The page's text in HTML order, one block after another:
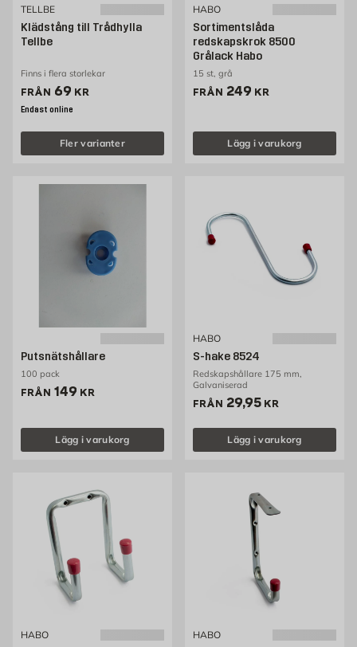
TELLBE
Klädstång till Trådhylla
Tellbe
Finns i flera storlekar
FRÅN Pris 69 kr
69 KR
Endast online
Fler varianter
HABO
Sortimentslåda
redskapskrok 8500
Grålack Habo
15 st, grå
FRÅN Pris 249 kr
249 KR
Lägg i varukorg
Putsnätshållare
100 pack
FRÅN Pris 149 kr
149 KR
Lägg i varukorg
HABO
S-hake 8524
Redskapshållare 175 mm,
Galvaniserad
FRÅN Pris 29.95 kr
29,95 KR
Lägg i varukorg
HABO HABO